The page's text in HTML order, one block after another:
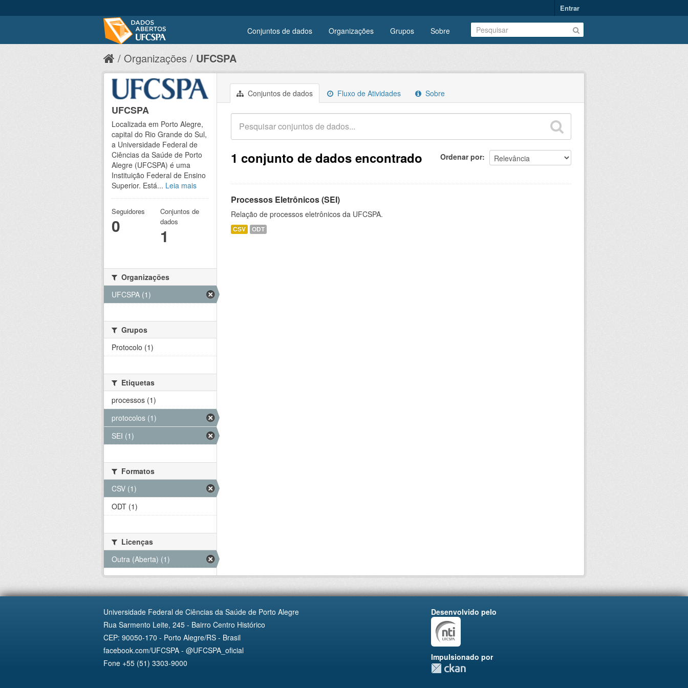
Entrar
Conjuntos de dados Organizações Grupos Sobre
Organizações UFCSPA
Conjuntos de dados Fluxo de Atividades Sobre
Ordenar por
1 conjunto de dados encontrado
Processos Eletrônicos (SEI)
Relação de processos eletrônicos da UFCSPA.
CSV ODT
UFCSPA
Localizada em Porto Alegre,
capital do Rio Grande do Sul,
a Universidade Federal de
Ciências da Saúde de Porto
Alegre (UFCSPA) é uma
Instituição Federal de Ensino
Superior. Está... Leia mais
Seguidores
0
Conjuntos de
dados
1
Organizações
UFCSPA (1)
Grupos
Protocolo (1)
Etiquetas
processos (1)
protocolos (1)
SEI (1)
Formatos
CSV (1)
ODT (1)
Licenças
Outra (Aberta) (1)
Universidade Federal de Ciências da Saúde de Porto Alegre
Rua Sarmento Leite, 245 - Bairro Centro Histórico
CEP: 90050-170 - Porto Alegre/RS - Brasil
facebook.com/UFCSPA - @UFCSPA_oficial
Fone +55 (51) 3303-9000
Desenvolvido pelo
Impulsionado por